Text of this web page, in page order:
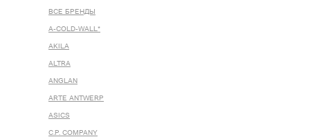
ВСЕ БРЕНДЫ
A-COLD-WALL*
AKILA
ALTRA
ANGLAN
ARTE ANTWERP
ASICS
C.P. COMPANY